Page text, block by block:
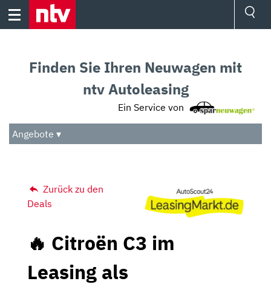
Skip
Audio
Das Beste
Finden Sie Ihren Neuwagen mit
ntv Autoleasing
Ein Service von
Angebote ▾
Zurück zu den
Deals
🔥 Citroën C3 im
Leasing als